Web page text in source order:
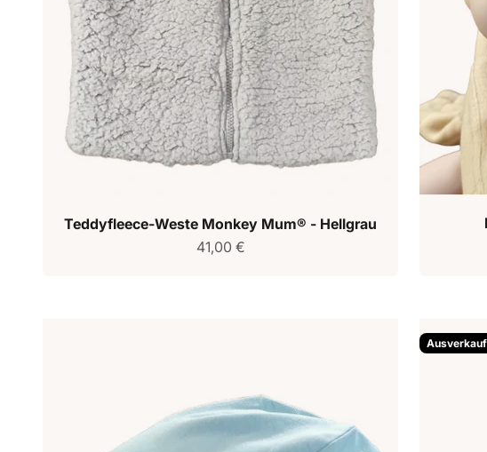
Teddyfleece-Weste Monkey Mum® - Hellgrau
Verkaufspreis
41,00 €